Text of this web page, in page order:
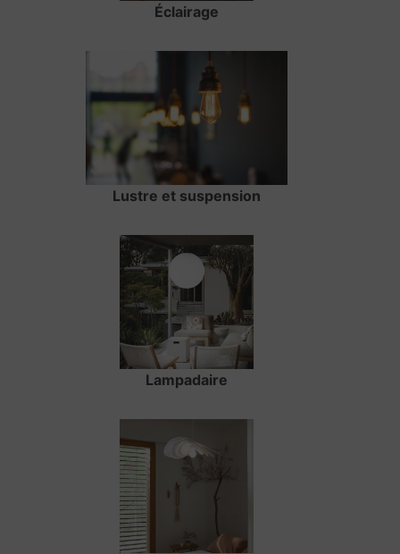
Éclairage
Lustre et suspension
Lampadaire